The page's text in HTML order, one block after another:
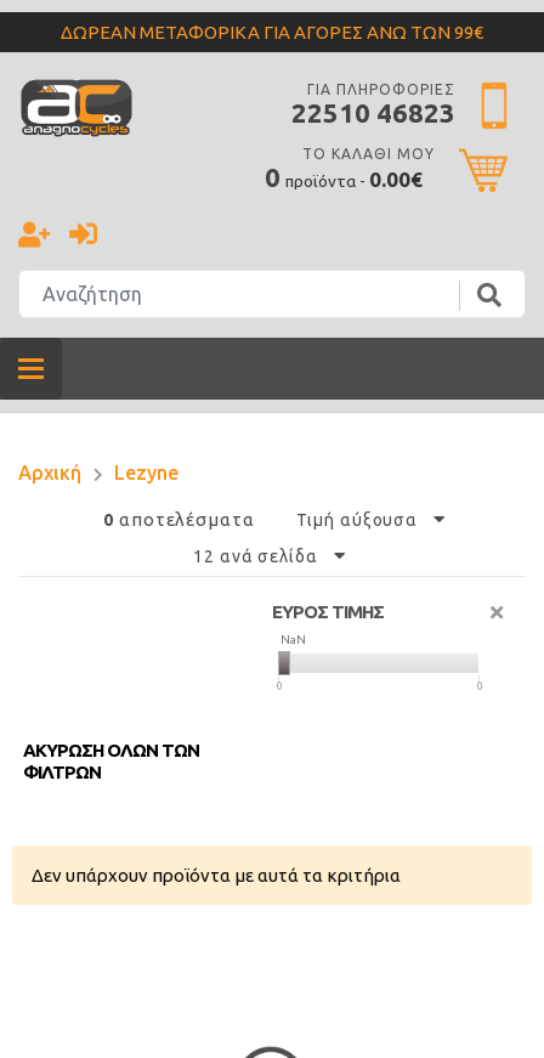
ΔΩΡΕΑΝ ΜΕΤΑΦΟΡΙΚΑ ΓΙΑ ΑΓΟΡΕΣ ΑΝΩ ΤΩΝ 99€
ΓΙΑ ΠΛΗΡΟΦΟΡΙΕΣ
22510 46823
ΤΟ ΚΑΛΑΘΙ ΜΟΥ
0 προϊόντα - 0.00€
Αρχική Lezyne
0 αποτελέσματα
Τιμή αύξουσα
12 ανά σελίδα
ΕΥΡΟΣ ΤΙΜΗΣ
NaN
NaN
0 0
ΑΚΥΡΩΣΗ ΟΛΩΝ ΤΩΝ
ΦΙΛΤΡΩΝ
Δεν υπάρχουν προϊόντα με αυτά τα κριτήρια